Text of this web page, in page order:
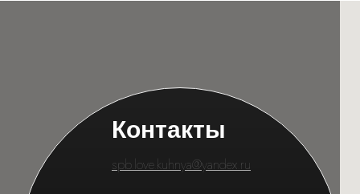
Контакты
spb.love.kuhnya@yandex.ru